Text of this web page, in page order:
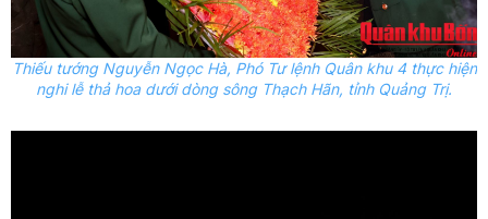
Thiếu tướng Nguyễn Ngọc Hà, Phó Tư lệnh Quân khu 4 thực hiện
nghi lễ thả hoa dưới dòng sông Thạch Hãn, tỉnh Quảng Trị.